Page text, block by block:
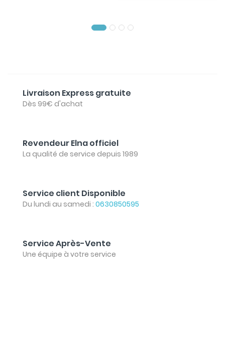
Livraison Express gratuite
Dès 99€ d'achat
Revendeur Elna officiel
La qualité de service depuis 1989
Service client Disponible
Du lundi au samedi : 0630850595
Service Après-Vente
Une équipe à votre service